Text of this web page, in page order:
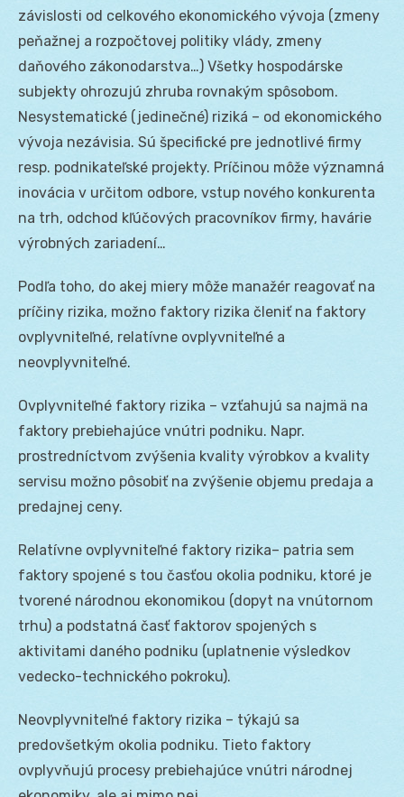
závislosti od celkového ekonomického vývoja (zmeny
peňažnej a rozpočtovej politiky vlády, zmeny
daňového zákonodarstva…) Všetky hospodárske
subjekty ohrozujú zhruba rovnakým spôsobom.
Nesystematické (jedinečné) riziká – od ekonomického
vývoja nezávisia. Sú špecifické pre jednotlivé firmy
resp. podnikateľské projekty. Príčinou môže významná
inovácia v určitom odbore, vstup nového konkurenta
na trh, odchod kľúčových pracovníkov firmy, havárie
výrobných zariadení…
Podľa toho, do akej miery môže manažér reagovať na
príčiny rizika, možno faktory rizika členiť na faktory
ovplyvniteľné, relatívne ovplyvniteľné a
neovplyvniteľné.
Ovplyvniteľné faktory rizika – vzťahujú sa najmä na
faktory prebiehajúce vnútri podniku. Napr.
prostredníctvom zvýšenia kvality výrobkov a kvality
servisu možno pôsobiť na zvýšenie objemu predaja a
predajnej ceny.
Relatívne ovplyvniteľné faktory rizika– patria sem
faktory spojené s tou časťou okolia podniku, ktoré je
tvorené národnou ekonomikou (dopyt na vnútornom
trhu) a podstatná časť faktorov spojených s
aktivitami daného podniku (uplatnenie výsledkov
vedecko-technického pokroku).
Neovplyvniteľné faktory rizika – týkajú sa
predovšetkým okolia podniku. Tieto faktory
ovplyvňujú procesy prebiehajúce vnútri národnej